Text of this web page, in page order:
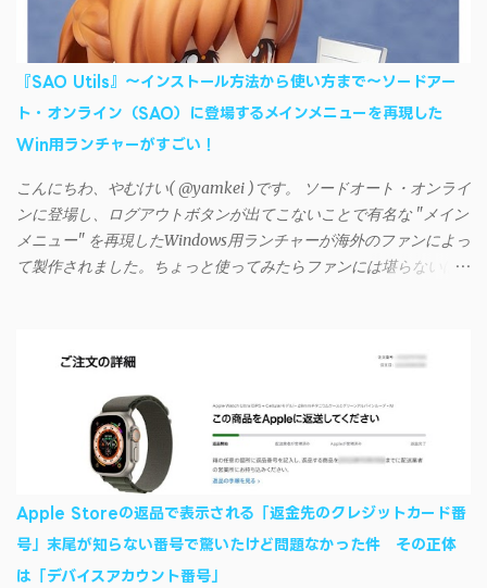
て同期ができないという声を多数見かけるようになった。 具体
的には、PC側のiSyncrアプリで設定したパスワードをAndroidアプ
リに入力しようとすると、入力したパスワードが保存されず、い
つまでたっても再度入力を促されるというもの。 この不具合を
回避するには、次の手順が有効だ。 Androidデバイスの言語を英語
に設定する （念のため）再起動する iSyncrでパスワードを入力す
すれば完了 一度この手順を施せば、言語設定は日本語に戻して
もOKだ。これでWi-Fiを使った同期機能が使えるようになる。USB
接続による同期については、アプリに根本的な不具合が発生して
おり、現時点で使えないようだ。諦めよう。 今回の不具合につ
iSyncrを活用することで、Androidデバイスでもレート機能や再生
ートフォンに移行したい場合に役立つはずだ。
『SAO Utils』～インストール方法から使い方まで～ソードアー
ト・オンライン（SAO）に登場するメインメニューを再現した
Win用ランチャーがすごい！
こんにちわ、やむけい( @yamkei )です。 ソードオート・オンライ
ンに登場し、ログアウトボタンが出てこないことで有名な "メイン
メニュー" を再現したWindows用ランチャーが海外のファンによっ
て製作されました。ちょっと使ってみたらファンには堪らないほ
す・・・。カッコイイ！！ 開発ページ（英語） gpbeta.com - The
SAO Utilities Project – development log インストール（導入）手順
1. 開発ページ のDownloadsの項目から自分のOSにあったファイル
をダウンロードする。 Windows（Windows2000, XP, Vista, Win7,
Win8）に対応です。 （ ◆自分のパソコンが 32 ビット版か 64 ビッ
ト版かを確認したい ） 2.ダウンロードしたファイルを解凍後、
（自分はProgram Filesの中に移動させちゃいました）フォルダの
中にある SAO Utils.exe を実行。 3.アップデートがある場合は起動
時に知らせてくれるので、パッチをダウンロードしましょう。 ダ
Apple Storeの返品で表示される「返金先のクレジットカード番
号」末尾が知らない番号で驚いたけど問題なかった件 その正体
は「デバイスアカウント番号」